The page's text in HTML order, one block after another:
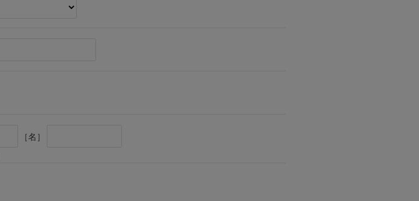
［名］